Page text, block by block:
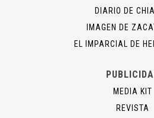
DIARIO DE
IMAGEN DE
EL IMPARCIAL DE
MEDIA KIT
REVISTA